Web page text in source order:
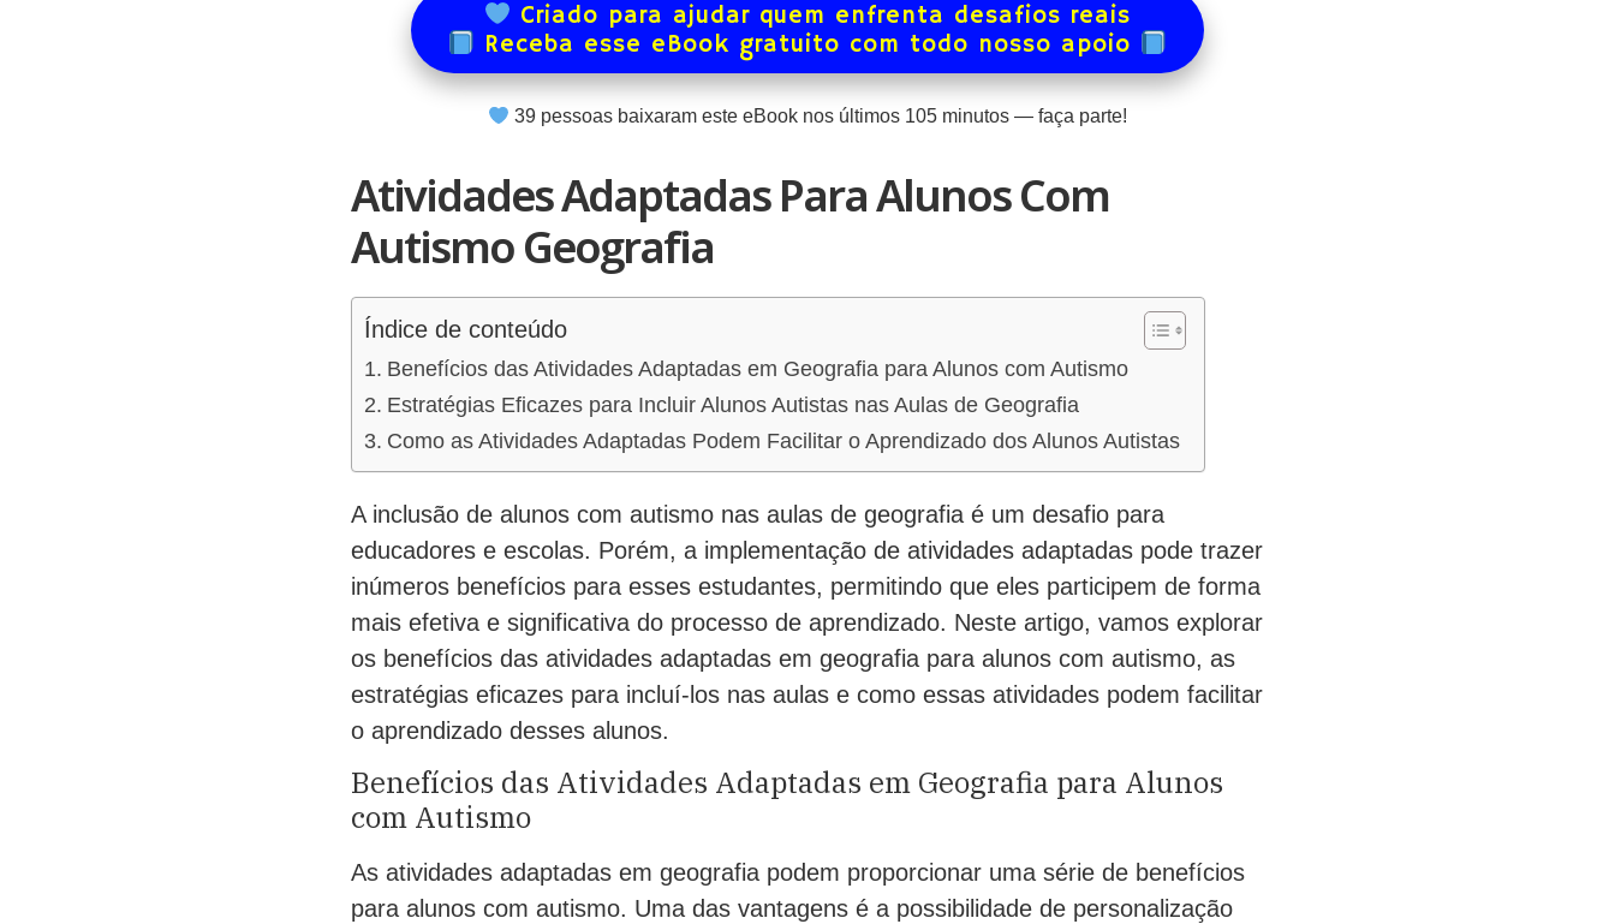
Criado para ajudar quem enfrenta desafios reais
Receba esse eBook gratuito com todo nosso apoio
39 pessoas baixaram este eBook nos últimos 105 minutos — faça parte!
Atividades Adaptadas Para Alunos Com
Autismo Geografia
Índice de conteúdo
Benefícios das Atividades Adaptadas em Geografia para Alunos com Autismo
Estratégias Eficazes para Incluir Alunos Autistas nas Aulas de Geografia
Como as Atividades Adaptadas Podem Facilitar o Aprendizado dos Alunos Autistas
A inclusão de alunos com autismo nas aulas de geografia é um desafio para
educadores e escolas. Porém, a implementação de atividades adaptadas pode trazer
inúmeros benefícios para esses estudantes, permitindo que eles participem de forma
mais efetiva e significativa do processo de aprendizado. Neste artigo, vamos explorar
os benefícios das atividades adaptadas em geografia para alunos com autismo, as
estratégias eficazes para incluí-los nas aulas e como essas atividades podem facilitar
o aprendizado desses alunos.
Benefícios das Atividades Adaptadas em Geografia para Alunos
com Autismo
As atividades adaptadas em geografia podem proporcionar uma série de benefícios
para alunos com autismo. Uma das vantagens é a possibilidade de personalização